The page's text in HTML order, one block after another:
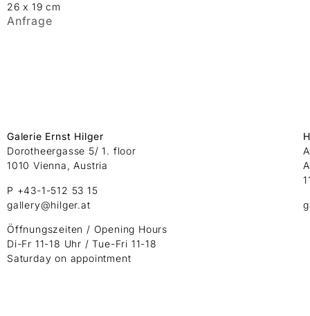
26 x 19 cm
Anfrage
Galerie Ernst Hilger
Dorotheergasse 5/ 1. floor
1010 Vienna, Austria
P +43-1-512 53 15
gallery@hilger.at
Öffnungszeiten / Opening Hours
Di-Fr 11-18 Uhr / Tue-Fri 11-18
Saturday on appointment